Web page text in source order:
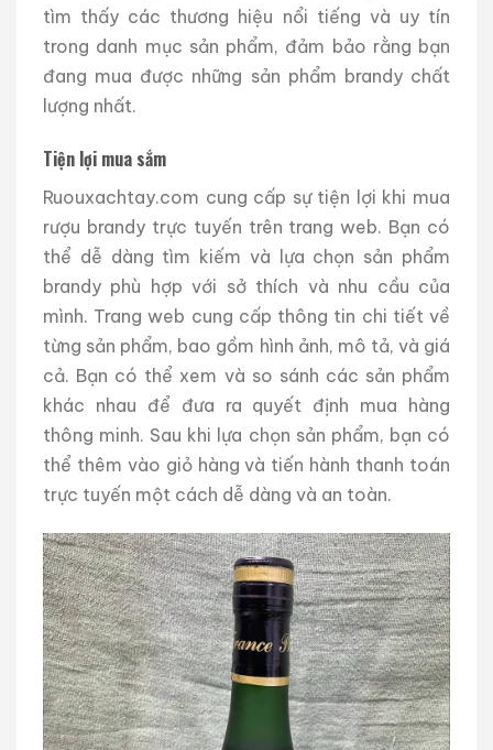
tìm thấy các thương hiệu nổi tiếng và uy tín
trong danh mục sản phẩm, đảm bảo rằng bạn
đang mua được những sản phẩm brandy chất
lượng nhất.
Tiện lợi mua sắm
Ruouxachtay.com cung cấp sự tiện lợi khi mua
rượu brandy trực tuyến trên trang web. Bạn có
thể dễ dàng tìm kiếm và lựa chọn sản phẩm
brandy phù hợp với sở thích và nhu cầu của
mình. Trang web cung cấp thông tin chi tiết về
từng sản phẩm, bao gồm hình ảnh, mô tả, và giá
cả. Bạn có thể xem và so sánh các sản phẩm
khác nhau để đưa ra quyết định mua hàng
thông minh. Sau khi lựa chọn sản phẩm, bạn có
thể thêm vào giỏ hàng và tiến hành thanh toán
trực tuyến một cách dễ dàng và an toàn.